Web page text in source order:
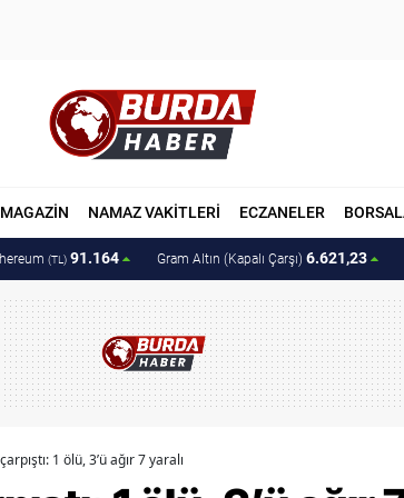
MAGAZİN NAMAZ VAKİTLERİ ECZANELER
(TL) 91.164 Gram Altın (Kapalı Çarşı) 6.621,23
1 ölü, 3’ü ağır 7 yaralı